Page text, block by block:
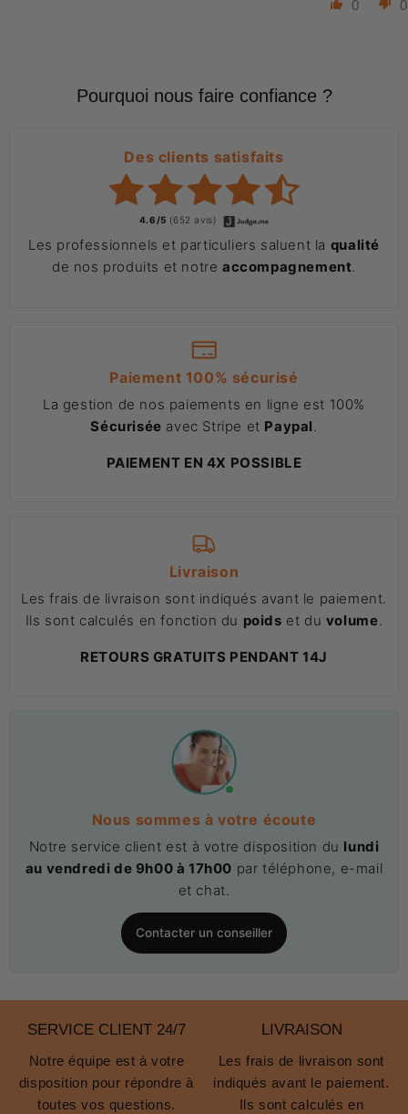
0 0
Pourquoi nous faire confiance ?
Des clients satisfaits
4.6/5 (652 avis)
Les professionnels et particuliers saluent la qualité
de nos produits et notre accompagnement
Paiement 100% sécurisé
La gestion de nos paiements en ligne est 100%
Sécurisée avec Stripe et Paypal
PAIEMENT EN 4X POSSIBLE
Livraison
Les frais de livraison sont indiqués avant le paiement.
Ils sont calculés en fonction du poids et du volume
RETOURS GRATUITS PENDANT 14J
Nous sommes à votre écoute
Notre service client est à votre disposition du lundi
au vendredi de 9h00 à 17h00 par téléphone, e-mail
et chat.
Contacter un conseiller
SERVICE CLIENT 24/7
Notre équipe est à votre
disposition pour répondre à
toutes vos questions.
LIVRAISON
Les frais de livraison sont
indiqués avant le paiement.
Ils sont calculés en